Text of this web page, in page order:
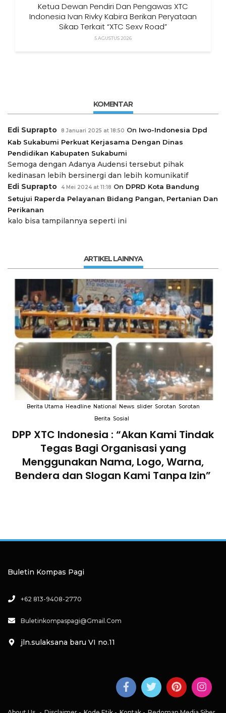
Ketua Dewan Pendiri Dan Pengawas XTC
Indonesia Ivan Rivky Kabira Berikan Peryataan
Sikap Terkait “XTC Sexy Road”
5 AGUSTUS 2026
KOMENTAR
Edi Suprapto 8 Januari 2025 at 18:50 On Iwo-Indonesia Dpd
Kab Sukabumi Perkuat Kerjasama Dengan Dinas
Pendidikan Kabupaten Sukabumi
Semoga dengan Adanya Audensi tersebut pihak
kedinasan lebih bersinergi dan lebih komunikatif
Edi Suprapto
4 Mei 2024 at 11:18 On DPRD Kota Bandung
Setujui Raperda Pelayanan Bidang Pangan, Pertanian Dan
Perikanan
kalo bisa tampilannya seperti ini
ARTIKEL LAINNYA
Berita Utama Headline National News slider Sorotan Sorotan
Berita Sosial
DPP XTC Indonesia : “Akan Kami Tindak
Tegas Bagi Organisasi yang
Menggunakan Nama, Logo, Warna,
Bendera dan Slogan Kami Tanpa Izin”
Buletin Kompas Pagi
+62 813-9408-2770
Buletinkompaspagi@gmail.com
jln.sulaksana baru VI no.11